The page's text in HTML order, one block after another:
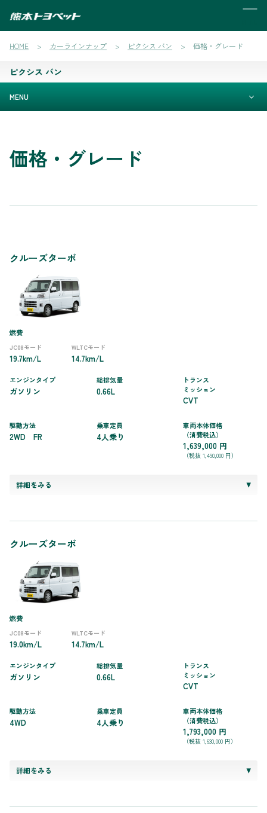
HOME カーラインナップ ピクシス バン 価格・グレード
ピクシス バン
MENU
価格・グレード
クルーズターボ
燃費
JC08モード
19.7km/L
WLTCモード
14.7km/L
エンジンタイプ
ガソリン
総排気量
0.66L
トランス
ミッション
CVT
駆動方法
2WD FR
乗車定員
4人乗り
車両本体価格
（消費税込）
1,639,000 円
（税抜 1,490,000 円）
詳細をみる
クルーズターボ
燃費
JC08モード
19.0km/L
WLTCモード
14.7km/L
エンジンタイプ
ガソリン
総排気量
0.66L
トランス
ミッション
CVT
駆動方法
4WD
乗車定員
4人乗り
車両本体価格
（消費税込）
1,793,000 円
（税抜 1,630,000 円）
詳細をみる